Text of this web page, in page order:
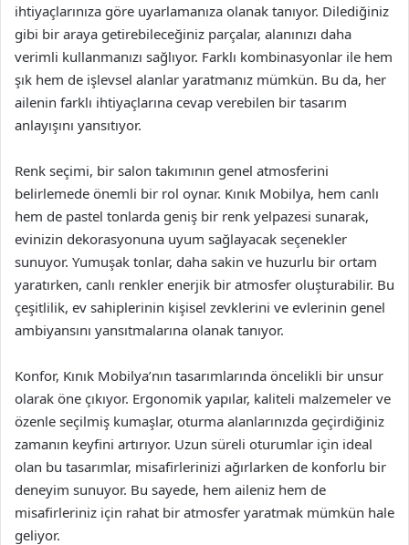
ihtiyaçlarınıza göre uyarlamanıza olanak tanıyor. Dilediğiniz
gibi bir araya getirebileceğiniz parçalar, alanınızı daha
verimli kullanmanızı sağlıyor. Farklı kombinasyonlar ile hem
şık hem de işlevsel alanlar yaratmanız mümkün. Bu da, her
ailenin farklı ihtiyaçlarına cevap verebilen bir tasarım
anlayışını yansıtıyor.
Renk seçimi, bir salon takımının genel atmosferini
belirlemede önemli bir rol oynar. Kınık Mobilya, hem canlı
hem de pastel tonlarda geniş bir renk yelpazesi sunarak,
evinizin dekorasyonuna uyum sağlayacak seçenekler
sunuyor. Yumuşak tonlar, daha sakin ve huzurlu bir ortam
yaratırken, canlı renkler enerjik bir atmosfer oluşturabilir. Bu
çeşitlilik, ev sahiplerinin kişisel zevklerini ve evlerinin genel
ambiyansını yansıtmalarına olanak tanıyor.
Konfor, Kınık Mobilya’nın tasarımlarında öncelikli bir unsur
olarak öne çıkıyor. Ergonomik yapılar, kaliteli malzemeler ve
özenle seçilmiş kumaşlar, oturma alanlarınızda geçirdiğiniz
zamanın keyfini artırıyor. Uzun süreli oturumlar için ideal
olan bu tasarımlar, misafirlerinizi ağırlarken de konforlu bir
deneyim sunuyor. Bu sayede, hem aileniz hem de
misafirleriniz için rahat bir atmosfer yaratmak mümkün hale
geliyor.